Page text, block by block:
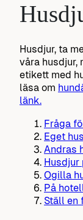
Husdjur, ta
våra husdjur,
etikett med
läsa om
länk.
Fråga
Eget
Andras
Husdjur
Ogilla
På
Ställ en